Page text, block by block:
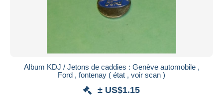
Album KDJ / Jetons de caddies : Genève automobile ,
Ford , fontenay ( état , voir scan )
± US$1.15